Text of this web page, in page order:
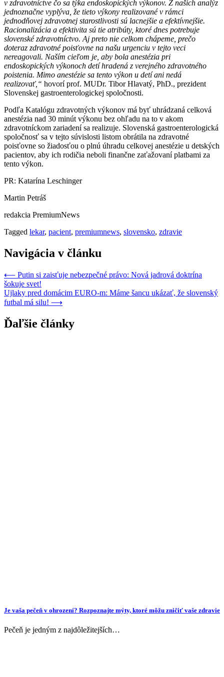
v zdravotníctve čo sa týka endoskopických výkonov. Z našich analýz
jednoznačne vyplýva, že tieto výkony realizované v rámci
jednodňovej zdravotnej starostlivosti sú lacnejšie a efektívnejšie.
Racionalizácia a efektivita sú tie atribúty, ktoré dnes potrebuje
slovenské zdravotníctvo. Aj preto nie celkom chápeme, prečo
doteraz zdravotné poisťovne na našu urgenciu v tejto veci
nereagovali. Naším cieľom je, aby bola anestézia pri
endoskopických výkonoch detí hradená z verejného zdravotného
poistenia. Mimo anestézie sa tento výkon u detí ani nedá
realizovať,“ hovorí prof. MUDr. Tibor Hlavatý, PhD., prezident
Slovenskej gastroenterologickej spoločnosti.
Podľa Katalógu zdravotných výkonov má byť uhrádzaná celková
anestézia nad 30 minút výkonu bez ohľadu na to v akom
zdravotníckom zariadení sa realizuje. Slovenská gastroenterologická
spoločnosť sa v tejto súvislosti listom obrátila na zdravotné
poisťovne so žiadosťou o plnú úhradu celkovej anestézie u detských
pacientov, aby ich rodičia neboli finančne zaťažovaní platbami za
tento výkon.
PR: Katarína Leschinger
Martin Petráš
redakcia PremiumNews
Tagged lekar, pacient, premiumnews, slovensko, zdravie
Navigácia v článku
⟵ Putin si zaisťuje nebezpečné právo: Nová jadrová doktrína
šokuje svet!
Ujlaky pred domácim EURO-m: Máme šancu ukázať, že slovenský
futbal má silu! ⟶
Ďaľšie články
Je vaša pečeň v ohrození? Rozpoznajte mýty, ktoré môžu zničiť vaše zdravie
Pečeň je jedným z najdôležitejších…